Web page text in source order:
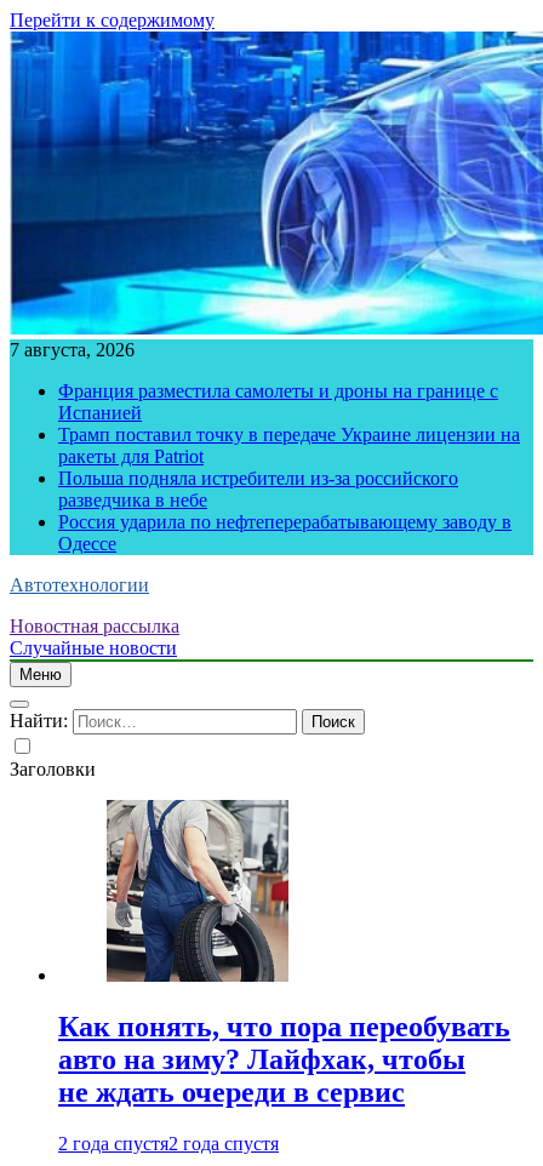
Перейти к содержимому
7 августа, 2026
Франция разместила самолеты и дроны на границе с
Испанией
Трамп поставил точку в передаче Украине лицензии на
ракеты для Patriot
Польша подняла истребители из-за российского
разведчика в небе
Россия ударила по нефтеперерабатывающему заводу в
Одессе
Автотехнологии
Новостная рассылка
Случайные новости
Меню
Найти:
Заголовки
Как понять, что пора переобувать
авто на зиму? Лайфхак, чтобы
не ждать очереди в сервис
2 года спустя2 года спустя